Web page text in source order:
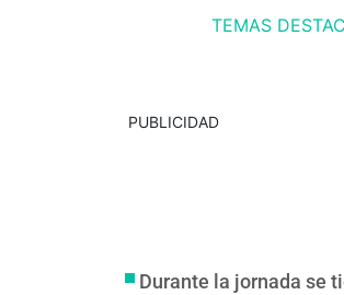
TEMAS
PUBLICIDAD
Durante la jornada se